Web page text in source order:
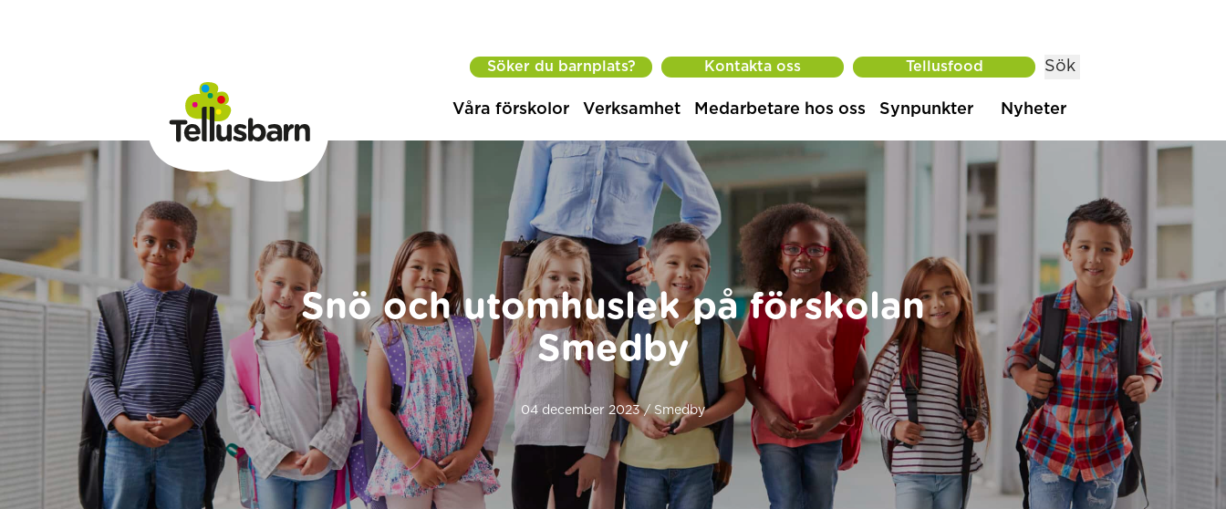
Söker du barnplats? Kontakta oss Tellusfood Sök
Våra förskolor Verksamhet Medarbetare hos oss Synpunkter Nyheter
Snö och utomhuslek på förskolan
Smedby
04 december 2023 / Smedby